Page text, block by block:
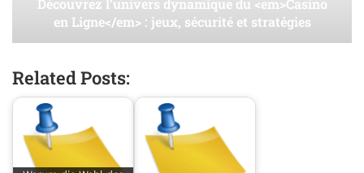
Découvrez l’univers dynamique du <em>Casino
en Ligne</em> : jeux, sécurité et stratégies
Related Posts: